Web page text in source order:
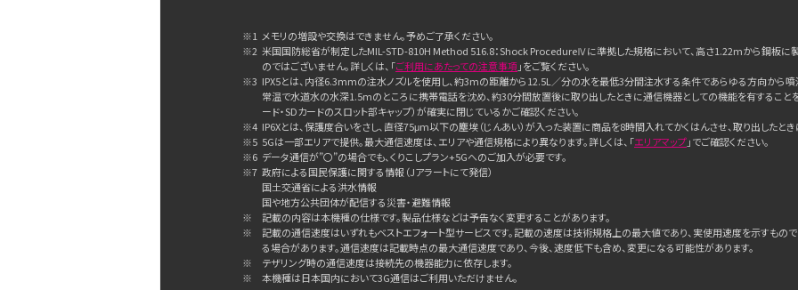
※1 メモリの増設や交換はできません。予めご了承ください。
※2 米国国防総省が制定したMIL-STD-810H Method 516.8：Shock ProcedureⅣに準拠した規格において、高さ1.22mから鋼板に
のではございません。詳しくは、「ご利用にあたっての注意事項」をご覧ください。
※3 IPX5とは、内径6.3mmの注水ノズルを使用し、約3mの距離から12.5L／分の水を最低3分間注水する条件であらゆる方向から噴
常温で水道水の水深1.5mのところに携帯電話を沈め、約30分間放置後に取り出したときに通信機器としての機能を有すること
ード・SDカードのスロット部キャップ）が確実に閉じているかご確認ください。
※4 IP6Xとは、保護度合いをさし、直径75μm以下の塵埃（じんあい）が入った装置に商品を8時間入れてかくはんさせ、取り出したと
※5 5Gは一部エリアで提供。最大通信速度は、エリアや通信規格により異なります。詳しくは、「エリアマップ」でご確認ください。
※6 データ通信が”〇”の場合でも、くりこしプラン+5Gへのご加入が必要です。
※7 政府による国民保護に関する情報（Jアラートにて発信）
国土交通省による洪水情報
国や地方公共団体が配信する災害・避難情報
※
記載の内容は本機種の仕様です。製品仕様などは予告なく変更することがあります。
※
記載の通信速度はいずれもベストエフォート型サービスです。記載の速度は技術規格上の最大値であり、実使用速度を示すもの
る場合があります。通信速度は記載時点の最大通信速度であり、今後、速度低下も含め、変更になる可能性があります。
※
テザリング時の通信速度は接続先の機器能力に依存します。
※
本機種は日本国内において3G通信はご利用いただけません。